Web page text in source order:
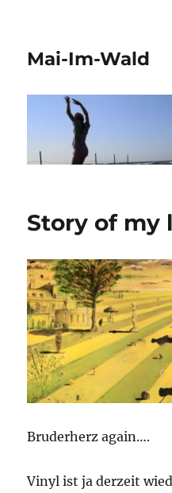
Mai-Im-Wald
Story of my
Bruderherz again….
Vinyl ist ja derzeit